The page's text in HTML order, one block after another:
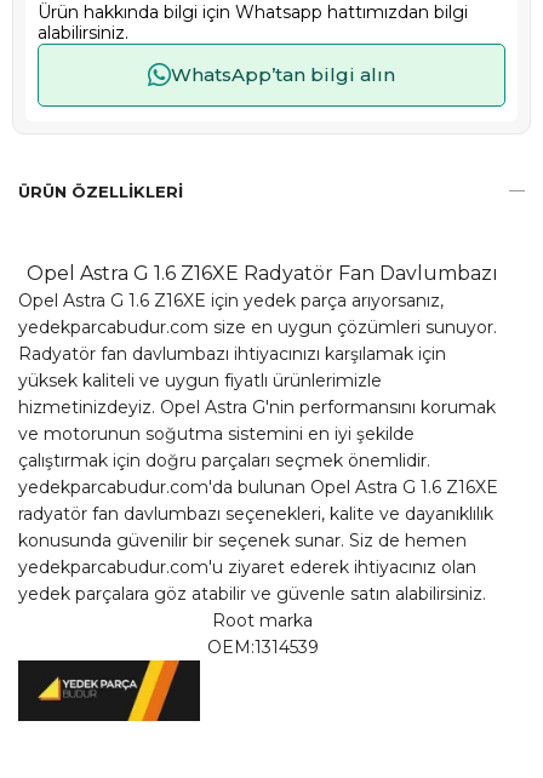
Ürün hakkında bilgi için Whatsapp hattımızdan bilgi
alabilirsiniz.
WhatsApp’tan bilgi alın
ÜRÜN ÖZELLIKLERI
Opel Astra G 1.6 Z16XE Radyatör Fan Davlumbazı
Opel Astra G 1.6 Z16XE için yedek parça arıyorsanız,
yedekparcabudur.com size en uygun çözümleri sunuyor.
Radyatör fan davlumbazı ihtiyacınızı karşılamak için
yüksek kaliteli ve uygun fiyatlı ürünlerimizle
hizmetinizdeyiz. Opel Astra G'nin performansını korumak
ve motorunun soğutma sistemini en iyi şekilde
çalıştırmak için doğru parçaları seçmek önemlidir.
yedekparcabudur.com'da bulunan Opel Astra G 1.6 Z16XE
radyatör fan davlumbazı seçenekleri, kalite ve dayanıklılık
konusunda güvenilir bir seçenek sunar. Siz de hemen
yedekparcabudur.com'u ziyaret ederek ihtiyacınız olan
yedek parçalara göz atabilir ve güvenle satın alabilirsiniz.
Root marka
OEM:1314539